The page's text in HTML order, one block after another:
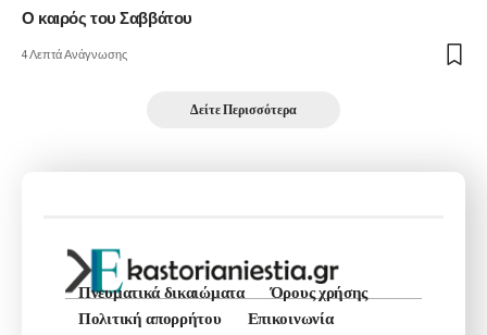
Ο καιρός του Σαββάτου
4 Λεπτά Ανάγνωσης
Δείτε Περισσότερα
Πνευματικά δικαιώματα
Όρους χρήσης
Πολιτική απορρήτου
Επικοινωνία